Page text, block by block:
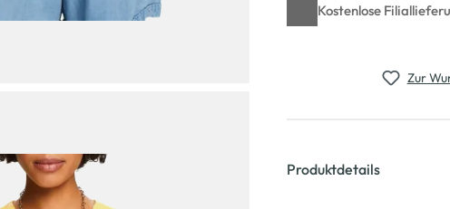
Kostenlose
Zur
Produktdetails